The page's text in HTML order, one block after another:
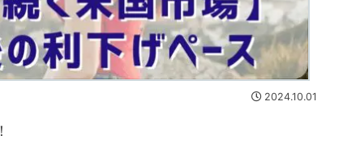
2024.10.01